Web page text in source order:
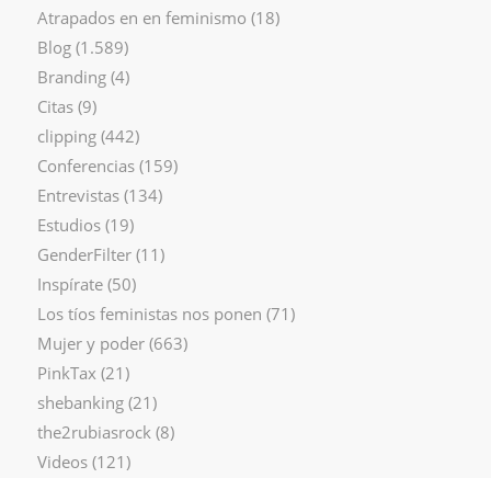
Atrapados en en feminismo (18)
Blog(1.589)
Branding(4)
Citas(9)
clipping(442)
Conferencias(159)
Entrevistas(134)
Estudios(19)
GenderFilter(11)
Inspírate(50)
Los tíos feministas nos ponen (71)
Mujer y poder(663)
PinkTax (21)
shebanking(21)
the2rubiasrock (8)
Videos(121)